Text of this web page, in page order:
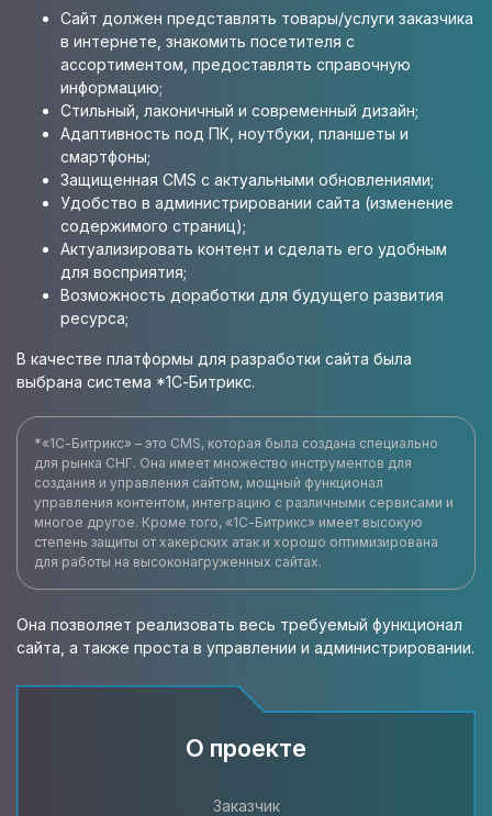
Сайт должен представлять товары/услуги заказчика
в интернете, знакомить посетителя с
ассортиментом, предоставлять справочную
информацию;
Стильный, лаконичный и современный дизайн;
Адаптивность под ПК, ноутбуки, планшеты и
смартфоны;
Защищенная CMS с актуальными обновлениями;
Удобство в администрировании сайта (изменение
содержимого страниц);
Актуализировать контент и сделать его удобным
для восприятия;
Возможность доработки для будущего развития
ресурса;
В качестве платформы для разработки сайта была
выбрана система *1С-Битрикс.
*«1С-Битрикс» – это CMS, которая была создана специально
для рынка СНГ. Она имеет множество инструментов для
создания и управления сайтом, мощный функционал
управления контентом, интеграцию с различными сервисами и
многое другое. Кроме того, «1С-Битрикс» имеет высокую
степень защиты от хакерских атак и хорошо оптимизирована
для работы на высоконагруженных сайтах.
Она позволяет реализовать весь требуемый функционал
сайта, а также проста в управлении и администрировании.
О проекте
Заказчик